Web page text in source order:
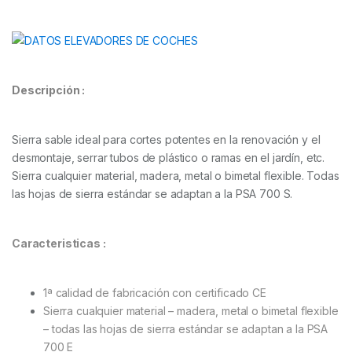
Descripción :
Sierra sable ideal para cortes potentes en la renovación y el
desmontaje, serrar tubos de plástico o ramas en el jardín, etc.
Sierra cualquier material, madera, metal o bimetal flexible. Todas
las hojas de sierra estándar se adaptan a la PSA 700 S.
Caracteristicas :
1ª calidad de fabricación con certificado CE
Sierra cualquier material – madera, metal o bimetal flexible
– todas las hojas de sierra estándar se adaptan a la PSA
700 E